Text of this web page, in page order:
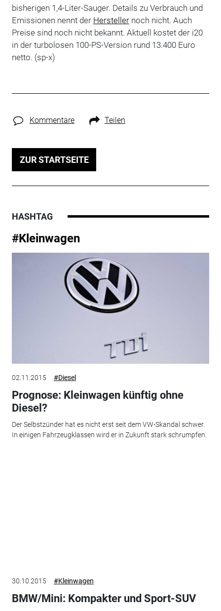
bisherigen 1,4-Liter-Sauger. Details zu Verbrauch und
Emissionen nennt der Herstellernoch nicht. Auch
Preise sind noch nicht bekannt. Aktuell kostet der i20
in der turbolosen 100-PS-Version rund 13.400 Euro
netto. (sp-x)
Kommentare Teilen
ZUR STARTSEITE
HASHTAG
#Kleinwagen
02.11.2015 #Diesel
Prognose: Kleinwagen künftig ohne
Diesel?
Der Selbstzünder hat es nicht erst seit dem VW-Skandal schwer.
In einigen Fahrzeugklassen wird er in Zukunft stark schrumpfen.
30.10.2015 #Kleinwagen
BMW/Mini: Kompakter und Sport-SUV